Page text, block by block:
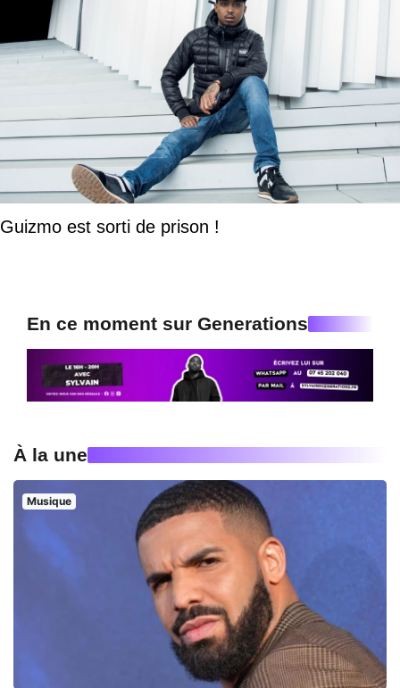
Guizmo est sorti de prison !
En ce moment sur Generations
À la une
Musique